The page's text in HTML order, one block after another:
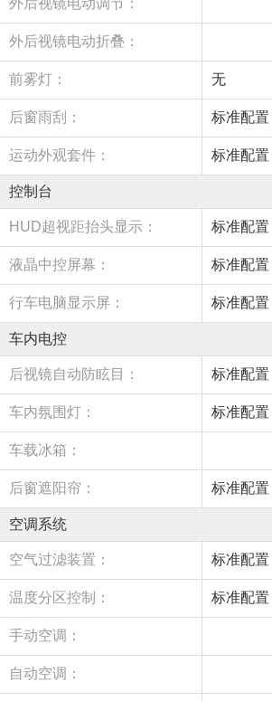
外后视镜电动调节：
外后视镜电动折叠：
前雾灯： 无
后窗雨刮： 标准配置
运动外观套件： 标准配置
控制台
HUD超视距抬头显示： 标准配置
液晶中控屏幕： 标准配置
行车电脑显示屏： 标准配置
车内电控
后视镜自动防眩目： 标准配置
车内氛围灯： 标准配置
车载冰箱：
后窗遮阳帘： 标准配置
空调系统
空气过滤装置： 标准配置
温度分区控制： 标准配置
手动空调：
自动空调：